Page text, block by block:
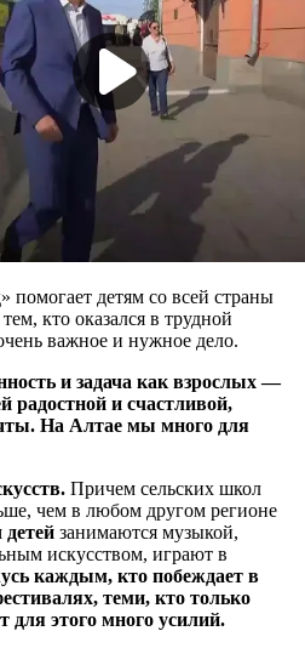
помогает детям со всей страны
кто оказался в трудной
важное и нужное дело.
и задача как взрослых —
радостной и счастливой,
На Алтае мы много для
Причем сельских школ
чем в любом другом регионе
занимаются музыкой,
искусством, играют в
каждым, кто побеждает в
теми, кто только
для этого много усилий.